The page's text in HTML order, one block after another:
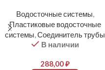
Водосточные системы,
Пластиковые водосточные
системы,Соединитель трубы
В наличии
288,00₽